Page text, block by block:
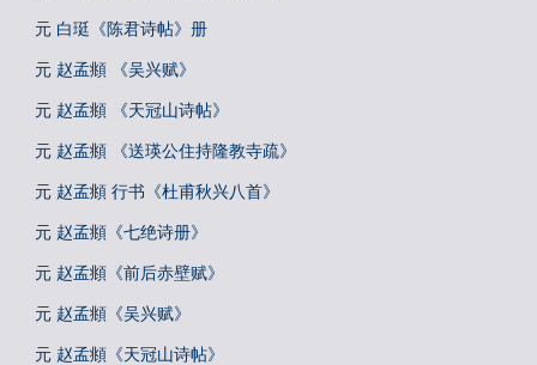
元 白珽《陈君诗帖》册
元 赵孟頫 《吴兴赋》
元 赵孟頫 《天冠山诗帖》
元 赵孟頫 《送瑛公住持隆教寺疏》
元 赵孟頫 行书《杜甫秋兴八首》
元 赵孟頫《七绝诗册》
元 赵孟頫《前后赤壁赋》
元 赵孟頫《吴兴赋》
元 赵孟頫《天冠山诗帖》